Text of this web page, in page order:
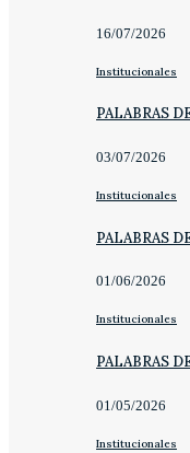
16/07/2026
Institucionales
PALABRAS
03/07/2026
Institucionales
PALABRAS
01/06/2026
Institucionales
PALABRAS
01/05/2026
Institucionales